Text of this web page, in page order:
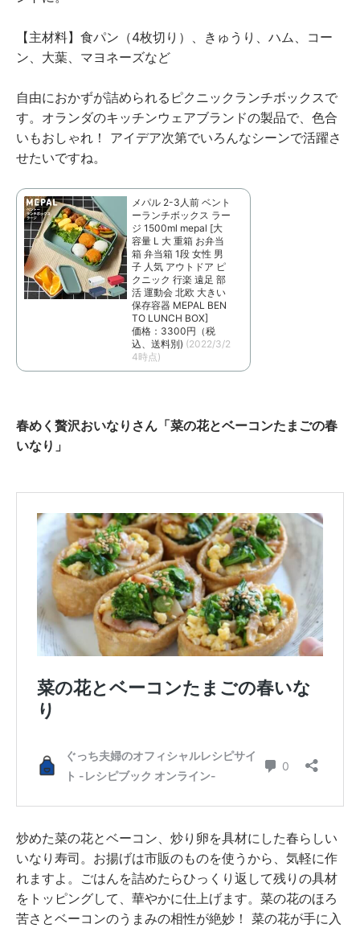
【主材料】食パン（4枚切り）、きゅうり、ハム、コー
ン、大葉、マヨネーズなど
自由におかずが詰められるピクニックランチボックスで
す。オランダのキッチンウェアブランドの製品で、色合
いもおしゃれ！ アイデア次第でいろんなシーンで活躍さ
せたいですね。
メパル 2-3人前 ベント
ーランチボックス ラー
ジ 1500ml mepal [大
容量 L 大 重箱 お弁当
箱 弁当箱 1段 女性 男
子 人気 アウトドア ピ
クニック 行楽 遠足 部
活 運動会 北欧 大きい
保存容器 MEPAL BEN
TO LUNCH BOX]
価格：3300円（税
込、送料別) (2022/3/2
4時点)
春めく贅沢おいなりさん「菜の花とベーコンたまごの春
いなり」
炒めた菜の花とベーコン、炒り卵を具材にした春らしい
いなり寿司。お揚げは市販のものを使うから、気軽に作
れますよ。ごはんを詰めたらひっくり返して残りの具材
をトッピングして、華やかに仕上げます。菜の花のほろ
苦さとベーコンのうまみの相性が絶妙！ 菜の花が手に入